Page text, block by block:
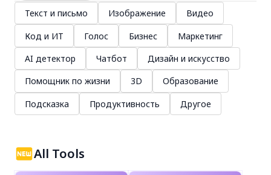
Текст и письмо Изображение
Видео
Код и ИТ
Голос Бизнес
Маркетинг
AI детектор
Чатбот
Дизайн и искусство
Помощник по жизни
3D
Образование
Подсказка
Продуктивность Другое
All Tools